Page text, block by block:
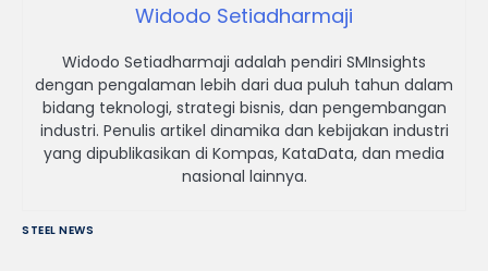
Widodo Setiadharmaji
Widodo Setiadharmaji adalah pendiri SMInsights
dengan pengalaman lebih dari dua puluh tahun dalam
bidang teknologi, strategi bisnis, dan pengembangan
industri. Penulis artikel dinamika dan kebijakan industri
yang dipublikasikan di Kompas, KataData, dan media
nasional lainnya.
STEEL NEWS